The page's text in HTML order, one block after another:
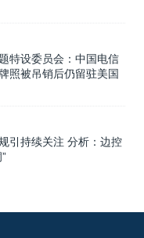
特设委员会：中国电信
照被吊销后仍留驻美国
引持续关注 分析：边控